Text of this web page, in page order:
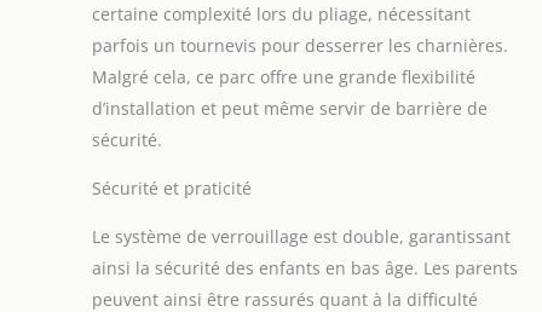
certaine complexité lors du pliage, nécessitant
parfois un tournevis pour desserrer les charnières.
Malgré cela, ce parc offre une grande flexibilité
d’installation et peut même servir de barrière de
sécurité.
Sécurité et praticité
Le système de verrouillage est double, garantissant
ainsi la sécurité des enfants en bas âge. Les parents
peuvent ainsi être rassurés quant à la difficulté